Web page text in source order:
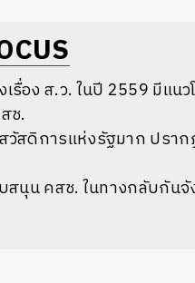
อง ส.ว. ในปี 2559 มีแนว
ช.
สดิการแห่งรัฐมาก ปราก
สนุน คสช. ในทางกลับกัน